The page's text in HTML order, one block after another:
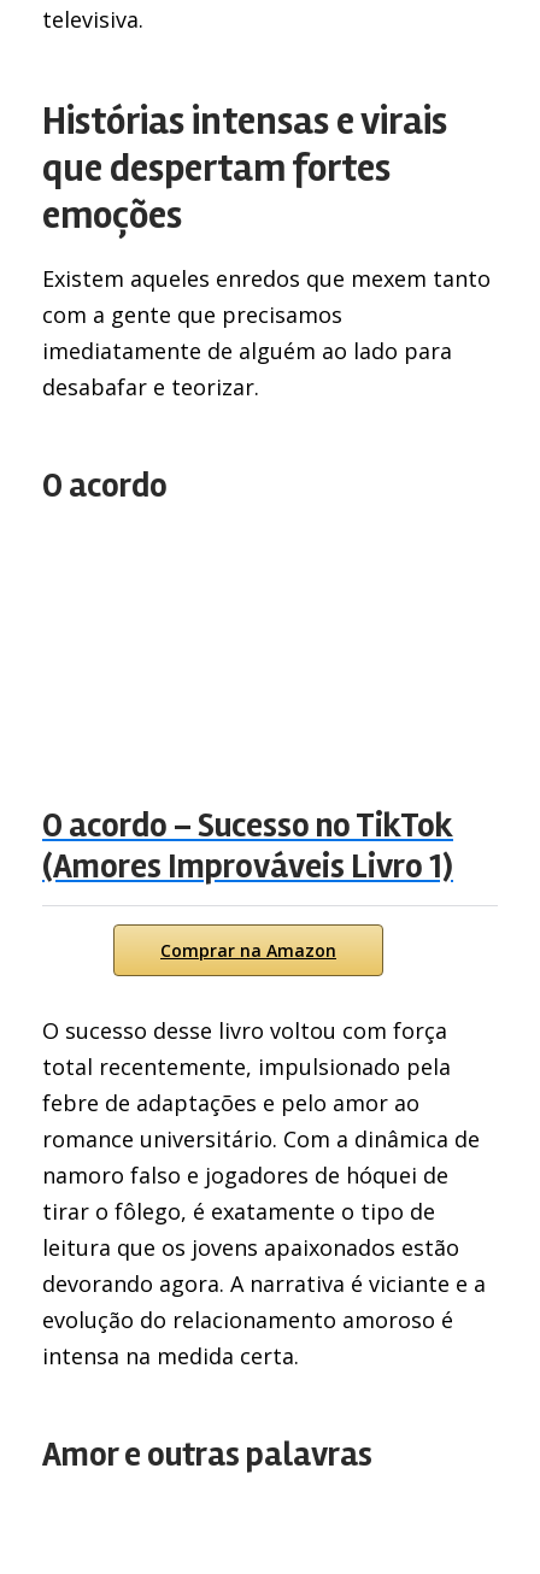
televisiva.
Histórias intensas e virais
que despertam fortes
emoções
Existem aqueles enredos que mexem tanto
com a gente que precisamos
imediatamente de alguém ao lado para
desabafar e teorizar.
O acordo
O acordo – Sucesso no TikTok
(Amores Improváveis Livro 1)
Comprar na Amazon
O sucesso desse livro voltou com força
total recentemente, impulsionado pela
febre de adaptações e pelo amor ao
romance universitário. Com a dinâmica de
namoro falso e jogadores de hóquei de
tirar o fôlego, é exatamente o tipo de
leitura que os jovens apaixonados estão
devorando agora. A narrativa é viciante e a
evolução do relacionamento amoroso é
intensa na medida certa.
Amor e outras palavras